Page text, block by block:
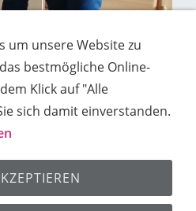
Datenschutz
um unsere Website zu
bestmögliche Online-
Klick auf "Alle
sich damit einverstanden.